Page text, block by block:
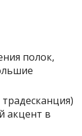
полок,
акцент в